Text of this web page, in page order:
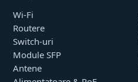
Wi-Fi
Routere
Switch-uri
Module SFP
Antene